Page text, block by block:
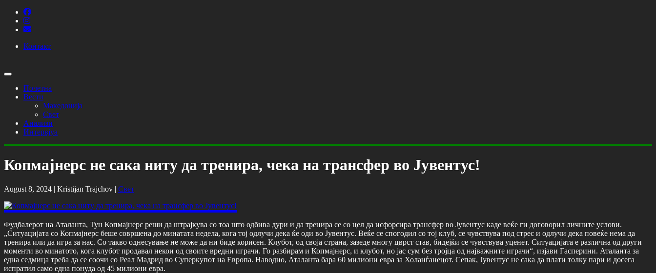
Контакт
Почетна
Вести
Македонија
Свет
Анализи
Интервјуа
Копмајнерс не сака ниту да тренира, чека на трансфер во Јувентус!
August 8, 2024 | Kristijan Trajchov | Свет
Фудбалерот на Аталанта, Тун Копмајнерс реши да штрајкува со тоа што одбива дури и да тренира се со цел да исфорсира трансфер во Јувентус каде веќе ги договорил личните услови.
„Ситуацијата со Копмајнерс беше совршена до минатата недела, кога тој одлучи дека ќе оди во Јувентус. Веќе се спогодил со тој клуб, се чувствува под стрес и одлучи дека повеќе нема да
тренира или да игра за нас. Со такво однесување не може да ни биде корисен. Клубот, од своја страна, зазеде многу цврст став, бидејќи се чувствува уценет. Ситуацијата е различна од други
моменти во минатото, кога клубот продавал некои од своите вредни играчи. Го разбирам и Копмајнерс, и клубот, но јас сум без тројца од најважните играчи“, изјави Гасперини. Аталанта за
една седмица треба да се соочи со Реал Мадрид во Суперкупот на Европа. Наводно, Аталанта бара 60 милиони евра за Холанѓанецот. Сепак, Јувентус не сака да плати толку пари и досега
испратил само една понуда од 45 милиони евра.